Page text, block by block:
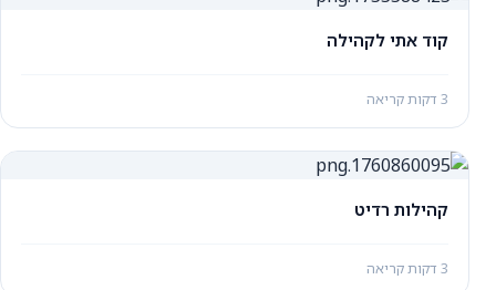
קוד אתי לקהילה
3 דקות קריאה
קהילות רדיט
3 דקות קריאה